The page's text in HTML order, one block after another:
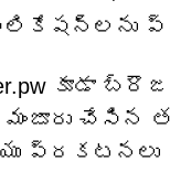
మంజూరు